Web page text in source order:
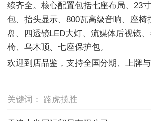
续齐全。核心配置包括七座布局、23
包、抬头显示、800瓦高级音响、座椅
盘、四透镜LED大灯、流媒体后视镜
椅、乌木顶、七座保护包。
欢迎到店品鉴，支持全国分期、上牌与
关键词： 路虎揽胜